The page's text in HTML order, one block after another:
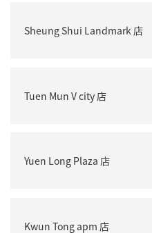
Sheung Shui Landmark 店
Tuen Mun V city 店
Yuen Long Plaza 店
Kwun Tong apm 店